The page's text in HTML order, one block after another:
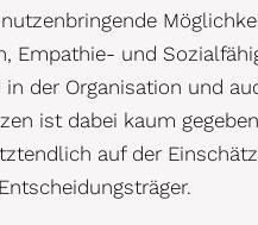
Empathie- und
der Organisation und
ist dabei kaum
auf der